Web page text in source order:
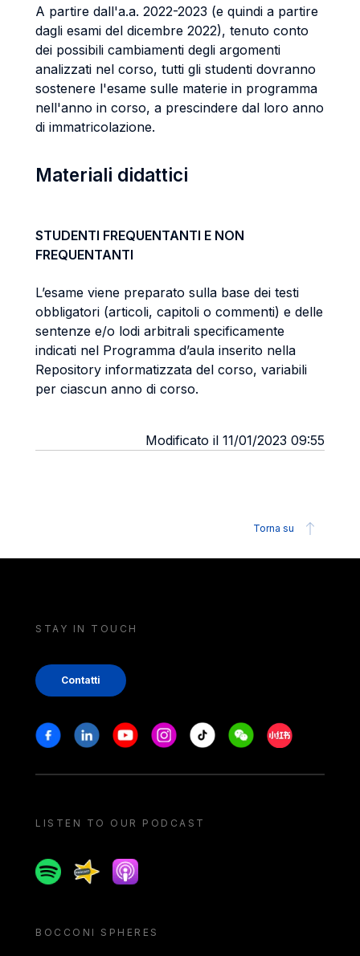
A partire dall'a.a. 2022-2023 (e quindi a partire
dagli esami del dicembre 2022), tenuto conto
dei possibili cambiamenti degli argomenti
analizzati nel corso, tutti gli studenti dovranno
sostenere l'esame sulle materie in programma
nell'anno in corso, a prescindere dal loro anno
di immatricolazione.
Materiali didattici
STUDENTI FREQUENTANTI E NON
FREQUENTANTI
L’esame viene preparato sulla base dei testi
obbligatori (articoli, capitoli o commenti) e delle
sentenze e/o lodi arbitrali specificamente
indicati nel Programma d’aula inserito nella
Repository informatizzata del corso, variabili
per ciascun anno di corso.
Modificato il 11/01/2023 09:55
Torna su
STAY IN TOUCH
Contatti
Stay in touch
FacebookLinkedinYoutubeInstagram
Tiktok WeechatXiaohongshu/
LISTEN TO OUR PODCAST
SpotifySpreakerApple podcast
BOCCONI SPHERES